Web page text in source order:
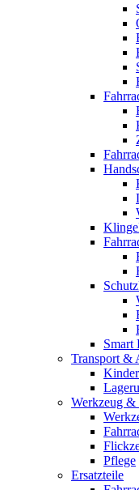
Smart
Transport &
Werkzeug &
Pflege
Ersatzteile